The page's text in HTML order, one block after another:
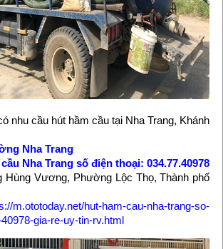
nhu cầu hút hầm cầu tại Nha Trang, Khánh
Nha Trang
Nha Trang số điện thoại: 034.77.40978
Vương, Phường Lộc Thọ, Thành phố
m.ototoday.net/hut-ham-cau-nha-trang-so-
gia-re-uy-tin-rv.html